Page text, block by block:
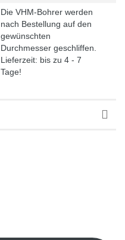
Die VHM-Bohrer werden
nach Bestellung auf den
gewünschten
Durchmesser geschliffen.
Lieferzeit: bis zu 4 - 7
Tage!